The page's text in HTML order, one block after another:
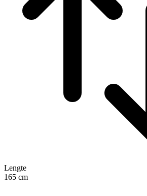
Lengte
165 cm